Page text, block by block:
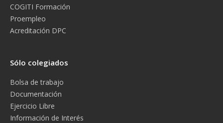
COGITI Formación
Proempleo
Acreditación DPC
Sólo colegiados
Bolsa de trabajo
Documentación
Ejercicio Libre
Información de Interés